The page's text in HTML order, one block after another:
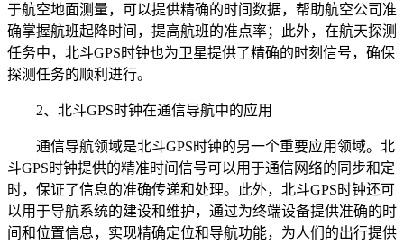
于航空地面测量，可以提供精确的时间数据，帮助航空公司准
确掌握航班起降时间，提高航班的准点率；此外，在航天探测
任务中，北斗GPS时钟也为卫星提供了精确的时刻信号，确保
探测任务的顺利进行。
2、北斗GPS时钟在通信导航中的应用
通信导航领域是北斗GPS时钟的另一个重要应用领域。北
斗GPS时钟提供的精准时间信号可以用于通信网络的同步和定
时，保证了信息的准确传递和处理。此外，北斗GPS时钟还可
以用于导航系统的建设和维护，通过为终端设备提供准确的时
间和位置信息，实现精确定位和导航功能，为人们的出行提供